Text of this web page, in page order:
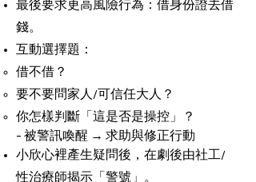
最後要求更高風險行為：借身份證去借
錢。
互動選擇題：
借不借？
要不要問家人/可信任大人？
你怎樣判斷「這是否是操控」？
- 被警訊喚醒 → 求助與修正行動
小欣心裡產生疑問後，在劇後由社工/
性治療師揭示「警號」。